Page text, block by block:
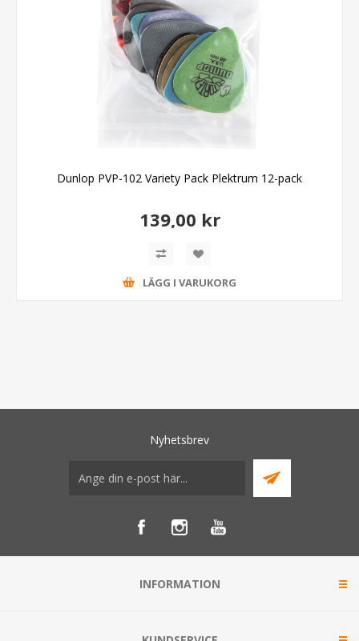
Dunlop PVP-102 Variety Pack Plektrum 12-pack
139,00 kr
LÄGG I VARUKORG
Nyhetsbrev
INFORMATION